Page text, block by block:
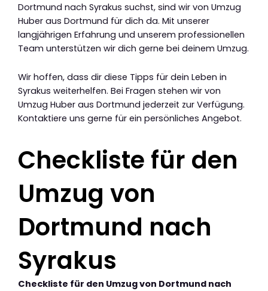
Dortmund nach Syrakus suchst, sind wir von Umzug
Huber aus Dortmund für dich da. Mit unserer
langjährigen Erfahrung und unserem professionellen
Team unterstützen wir dich gerne bei deinem Umzug.
Wir hoffen, dass dir diese Tipps für dein Leben in
Syrakus weiterhelfen. Bei Fragen stehen wir von
Umzug Huber aus Dortmund jederzeit zur Verfügung.
Kontaktiere uns gerne für ein persönliches Angebot.
Checkliste für den
Umzug von
Dortmund nach
Syrakus
Checkliste für den Umzug von Dortmund nach